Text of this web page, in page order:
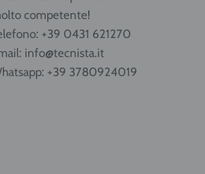
competente!
+39 0431 621270
info@tecnista.it
+39 3780924019